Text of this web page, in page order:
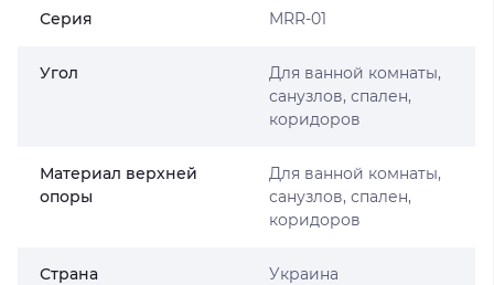
Серия MRR-01
Угол
Для ванной комнаты,
санузлов, спален,
коридоров
Материал верхней
опоры
Для ванной комнаты,
санузлов, спален,
коридоров
Страна
Украина